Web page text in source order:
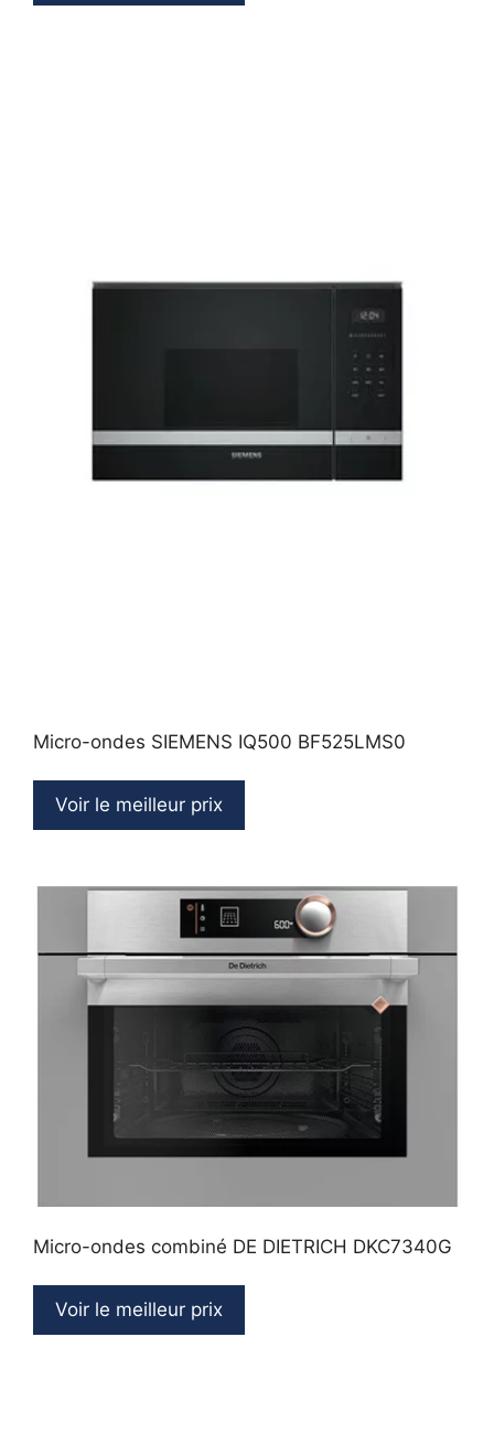
Micro-ondes SIEMENS IQ500 BF525LMS0
Voir le meilleur prix
Micro-ondes combiné DE DIETRICH DKC7340G
Voir le meilleur prix